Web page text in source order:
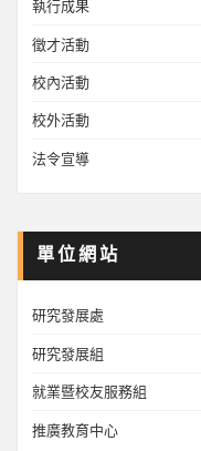
執行成果
徵才活動
校內活動
校外活動
法令宣導
單位網站
研究發展處
研究發展組
就業暨校友服務組
推廣教育中心